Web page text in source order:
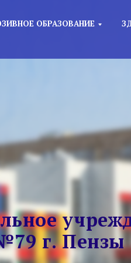
ОБРАЗОВАНИЕ
г. Пензы